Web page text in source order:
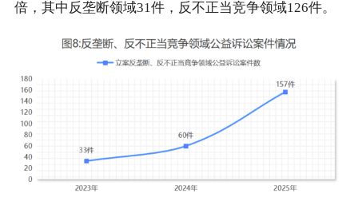
倍，其中反垄断领域31件，反不正当竞争领域126件。